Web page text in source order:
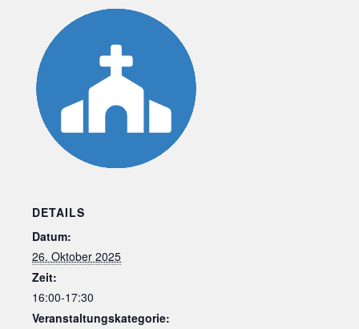
DETAILS
Datum:
26. Oktober 2025
Zeit:
16:00-17:30
Veranstaltungskategorie: